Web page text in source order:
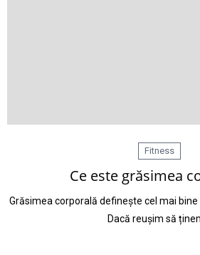
Fitness
Ce este grăsimea
Grăsimea corporală definește cel mai
Dacă reușim să